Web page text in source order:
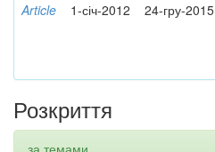
Article 1-січ-2012 24-гру-2015
Розкриття
за темами